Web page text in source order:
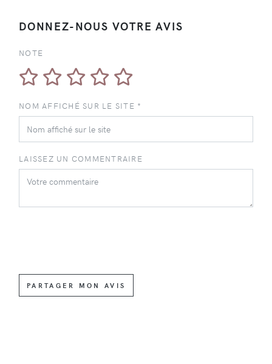
DONNEZ-NOUS VOTRE AVIS
NOTE
NOM AFFICHÉ SUR LE SITE *
LAISSEZ UN COMMENTRAIRE
PARTAGER MON AVIS